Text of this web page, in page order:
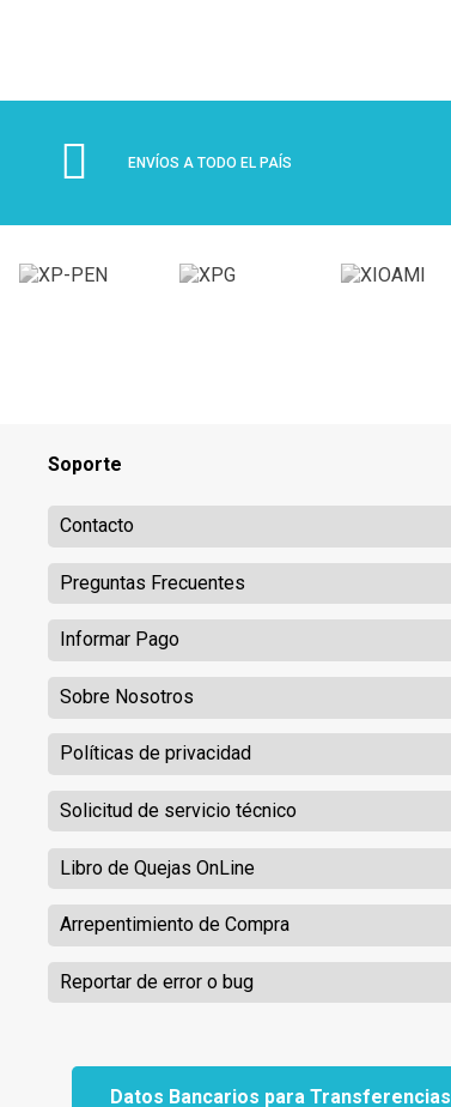
ENVÍOS A TODO EL PAÍS
Soporte
Contacto
Preguntas Frecuentes
Informar Pago
Sobre Nosotros
Políticas de privacidad
Solicitud de servicio técnico
Libro de Quejas OnLine
Arrepentimiento de Compra
Reportar de error o bug
Datos Bancarios para Transferencias